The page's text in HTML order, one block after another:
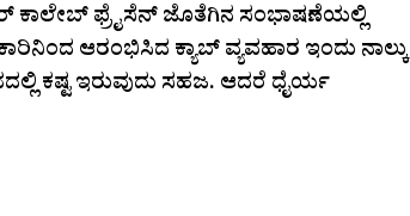
ಫ್ರೈಸೆನ್‌ ಜೊತೆಗಿನ ಸಂಭಾಷಣೆಯಲ್ಲಿ
ಆರಂಭಿಸಿದ ಕ್ಯಾಬ್‌ ವ್ಯವಹಾರ ಇಂದು ನಾಲ್ಕು
ಕಷ್ಟ ಇರುವುದು ಸಹಜ. ಆದರೆ ಧೈರ್ಯ